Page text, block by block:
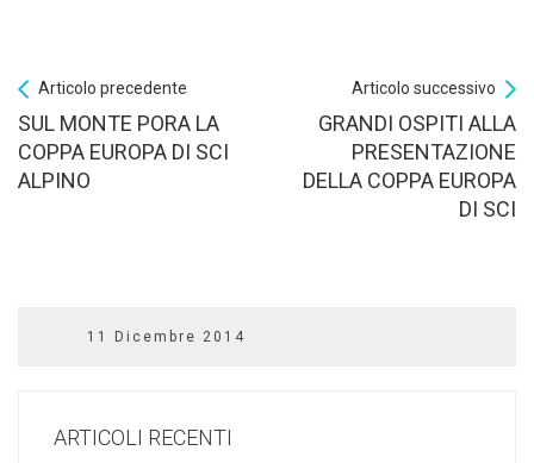
Articolo precedente
SUL MONTE PORA LA
COPPA EUROPA DI SCI
ALPINO
Articolo successivo
GRANDI OSPITI ALLA
PRESENTAZIONE
DELLA COPPA EUROPA
DI SCI
11 Dicembre 2014
ARTICOLI RECENTI